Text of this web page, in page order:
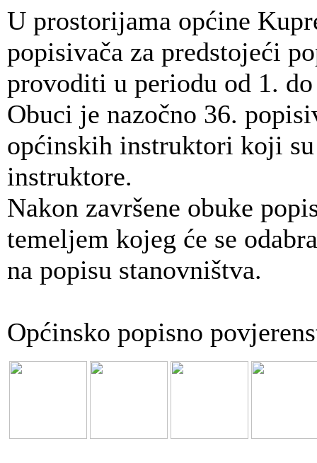
U prostorijama općine
popisivača za predstojeći
provoditi u periodu od 1.
Obuci je nazočno 36.
općinskih instruktori koji
instruktore.
Nakon završene obuke
temeljem kojeg će se
na popisu stanovništva.
Općinsko popisno